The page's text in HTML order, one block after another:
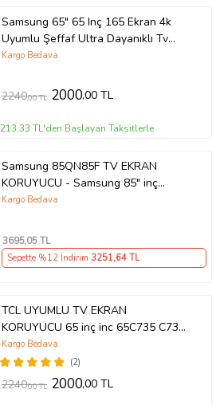
Samsung 65" 65 Inç 165 Ekran 4k
Uyumlu Şeffaf Ultra Dayanıklı Tv
Ekran KORUYUCU
Kargo Bedava
2240,00 TL 2000,00 TL
213,33 TL'den Başlayan Taksitlerle
Samsung 85QN85F TV EKRAN
KORUYUCU - Samsung 85" inç
214cm 216 Ekran Tv ekran Koruyucu
Kargo Bedava
3695,05 TL
Sepette %12 İndirim 3251,64 TL
TCL UYUMLU TV EKRAN
KORUYUCU 65 inç inc 65C735 C735
TCL QLED 4K TV
(2)
Kargo Bedava
2240,00 TL 2000,00 TL